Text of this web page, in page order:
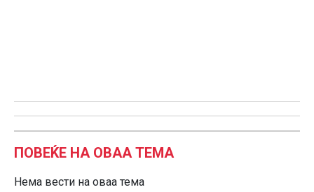
ПОВЕЌЕ НА ОВАА ТЕМА
Нема вести на оваа тема